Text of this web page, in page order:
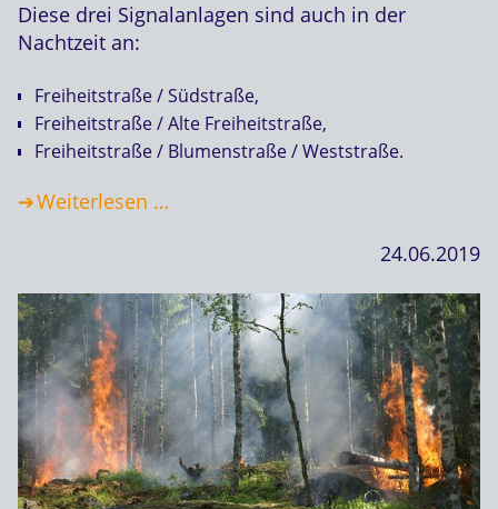
Diese drei Signalanlagen sind auch in der
Nachtzeit an:
Freiheitstraße / Südstraße,
Freiheitstraße / Alte Freiheitstraße,
Freiheitstraße / Blumenstraße / Weststraße.
Weiterlesen …
24.06.2019